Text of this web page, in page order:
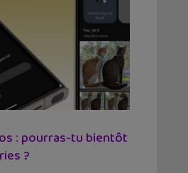
: pourras-tu bientôt
?